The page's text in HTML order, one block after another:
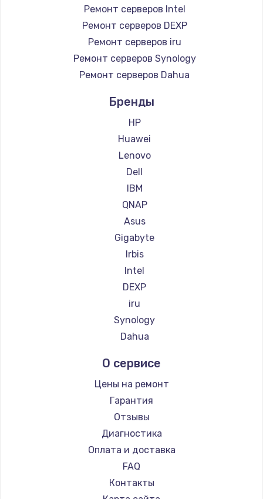
Ремонт серверов Intel
Ремонт серверов DEXP
Ремонт серверов iru
Ремонт серверов Synology
Ремонт серверов Dahua
Бренды
HP
Huawei
Lenovo
Dell
IBM
QNAP
Asus
Gigabyte
Irbis
Intel
DEXP
iru
Synology
Dahua
О сервисе
Цены на ремонт
Гарантия
Отзывы
Диагностика
Оплата и доставка
FAQ
Контакты